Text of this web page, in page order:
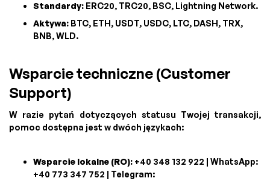
Standardy: ERC20, TRC20, BSC, Lightning Network.
Aktywa: BTC, ETH, USDT, USDC, LTC, DASH, TRX,
BNB, WLD.
Wsparcie techniczne (Customer
Support)
W razie pytań dotyczących statusu Twojej transakcji,
pomoc dostępna jest w dwóch językach:
Wsparcie lokalne (RO): +40 348 132 922 | WhatsApp:
+40 773 347 752 | Telegram: